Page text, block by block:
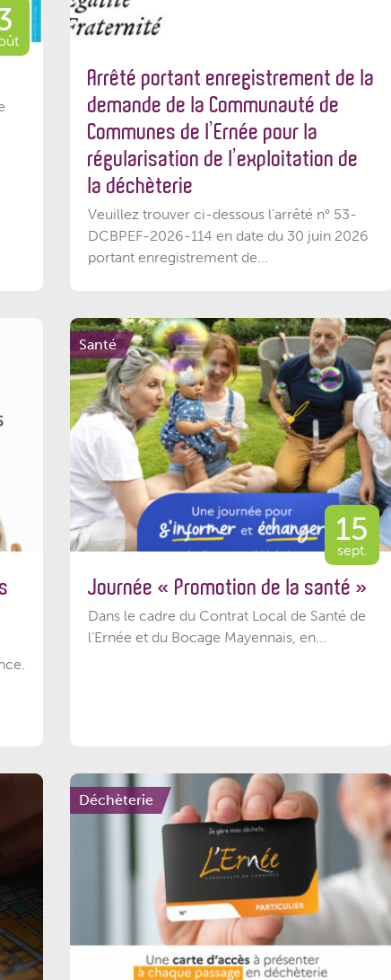
Arrêté portant enregistrement de la
demande de la Communauté de
Communes de l’Ernée pour la
régularisation de l’exploitation de
la déchèterie
Veuillez trouver ci-dessous l'arrêté n° 53-
DCBPEF-2026-114 en date du 30 juin 2026
portant enregistrement de...
Santé
15
sept.
Journée « Promotion de la santé »
Dans le cadre du Contrat Local de Santé de
l’Ernée et du Bocage Mayennais, en...
Déchèterie